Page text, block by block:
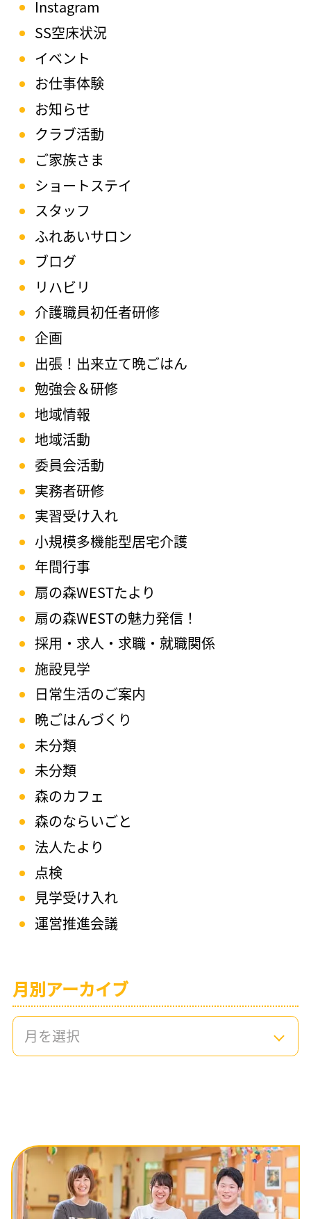
Instagram
SS空床状況
イベント
お仕事体験
お知らせ
クラブ活動
ご家族さま
ショートステイ
スタッフ
ふれあいサロン
ブログ
リハビリ
介護職員初任者研修
企画
出張！出来立て晩ごはん
勉強会＆研修
地域情報
地域活動
委員会活動
実務者研修
実習受け入れ
小規模多機能型居宅介護
年間行事
扇の森WESTたより
扇の森WESTの魅力発信！
採用・求人・求職・就職関係
施設見学
日常生活のご案内
晩ごはんづくり
未分類
未分類
森のカフェ
森のならいごと
法人たより
点検
見学受け入れ
運営推進会議
月別アーカイブ